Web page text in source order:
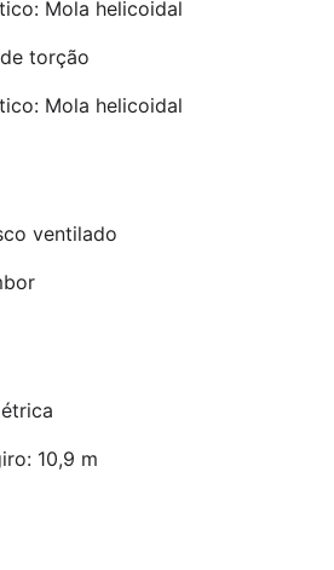
Mola helicoidal
torção
Mola helicoidal
ventilado
10,9 m